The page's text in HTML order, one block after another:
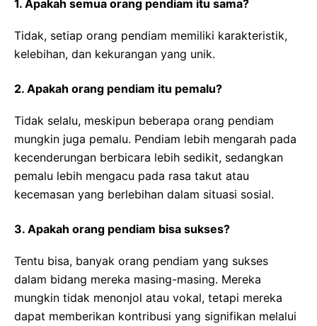
1. Apakah semua orang pendiam itu sama?
Tidak, setiap orang pendiam memiliki karakteristik,
kelebihan, dan kekurangan yang unik.
2. Apakah orang pendiam itu pemalu?
Tidak selalu, meskipun beberapa orang pendiam
mungkin juga pemalu. Pendiam lebih mengarah pada
kecenderungan berbicara lebih sedikit, sedangkan
pemalu lebih mengacu pada rasa takut atau
kecemasan yang berlebihan dalam situasi sosial.
3. Apakah orang pendiam bisa sukses?
Tentu bisa, banyak orang pendiam yang sukses
dalam bidang mereka masing-masing. Mereka
mungkin tidak menonjol atau vokal, tetapi mereka
dapat memberikan kontribusi yang signifikan melalui